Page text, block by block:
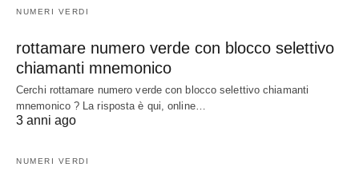
NUMERI VERDI
rottamare numero verde con blocco selettivo
chiamanti mnemonico
Cerchi rottamare numero verde con blocco selettivo chiamanti
mnemonico ? La risposta è qui, online…
3 anni ago
NUMERI VERDI